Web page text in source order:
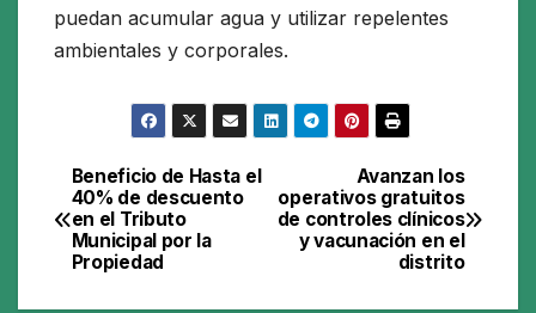
puedan acumular agua y utilizar repelentes
ambientales y corporales.
Navegación
de
entradas
Avanzan los
operativos gratuitos
de controles clínicos
y vacunación en el
distrito
Beneficio de Hasta el
40% de descuento
en el Tributo
Municipal por la
Propiedad